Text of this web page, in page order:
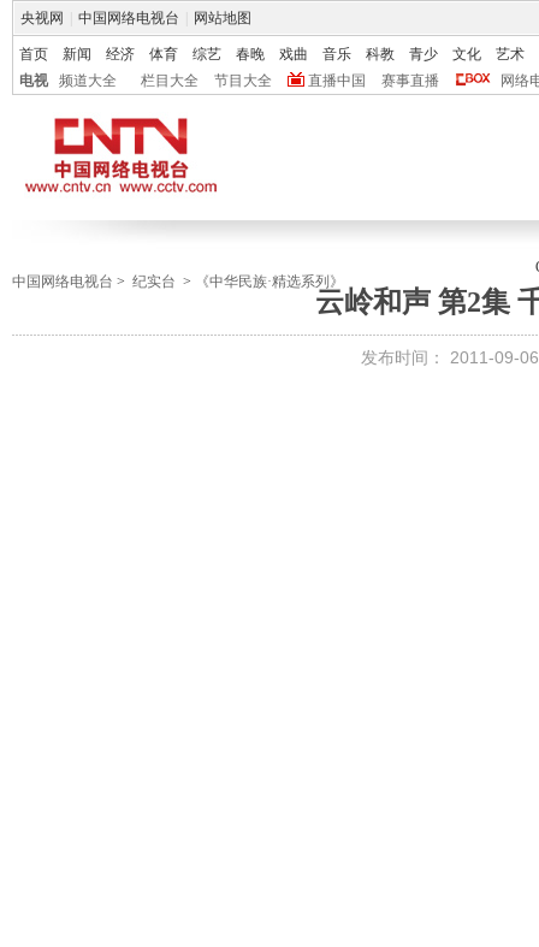
央视网 中国网络电视台 网站地图
首页 新闻 经济 体育 综艺 春晚 戏曲 音乐 科教 青少 文化
艺术
电视
频道大全 栏目大全 节目大全 直播中国 赛事直播 网络
中国网络电视台 > 纪实台 > 《中华民族·精选系列》
云岭和声 第2集
发布时间： 2011-09-